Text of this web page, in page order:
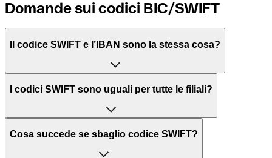
Domande sui codici BIC/SWIFT
Il codice SWIFT e l’IBAN sono la stessa cosa?
L'acronimo SWIFT sta per “Society for Worldwide
per l’elaborazione dei pagamenti tra diversi Paesi.
Il BIC, invece, sta per “Bank Identifier Code” ed è una
I codici SWIFT sono uguali per tutte le filiali?
Dipende dalle banche. In alcuni casi le banche utilizzano
Cosa succede se sbaglio codice SWIFT?